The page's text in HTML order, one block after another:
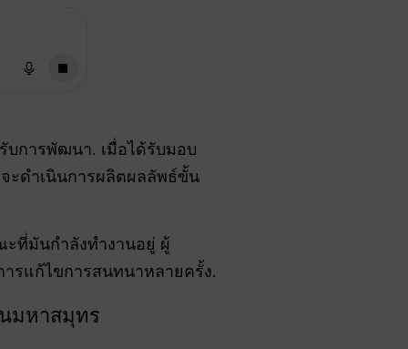
บการพัฒนา. เมื่อได้รับมอบ
ดำเนินการผลิตผลลัพธ์ขั้น
ที่มันกำลังทำงานอยู่ ผู้
รแก้ไขการสนทนาหลายครั้ง.
มหาสมุทร